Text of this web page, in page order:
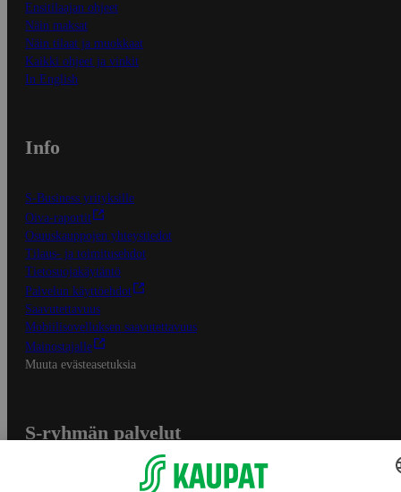
Ensitilaajan ohjeet
Näin maksat
Näin tilaat ja muokkaat
Kaikki ohjeet ja vinkit
In English
Info
S-Business yrityksille
Oiva-raportit
Osuuskauppojen yhteystiedot
Tilaus- ja toimitusehdot
Tietosuojakäytäntö
Palvelun käyttöehdot
Saavutettavuus
Mobiilisovelluksen saavutettavuus
Mainostajalle
Muuta evästeasetuksia
S-ryhmän palvelut